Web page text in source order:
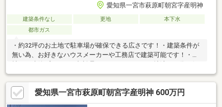
愛知県一宮市萩原町朝宮字産明神
建築条件なし 更地
本下水
都市ガス
・約32坪のお土地で駐車場が確保できる広さです！・建築条件が
無い為、お好きなハウスメーカーや工務店で建築可能です！・弊
体費を節約できます。・閑静な住宅地で、周辺にスーパーや病院
など暮らしに役立つ施設が揃っております！【ローンのご相談承
っております！】不動産SHOPナカジツ 尾張一宮店はまるでカ
フェのように、リラックスできるオシャレで落ち着きのある空
愛知県一宮市萩原町朝宮字産明神 600万円